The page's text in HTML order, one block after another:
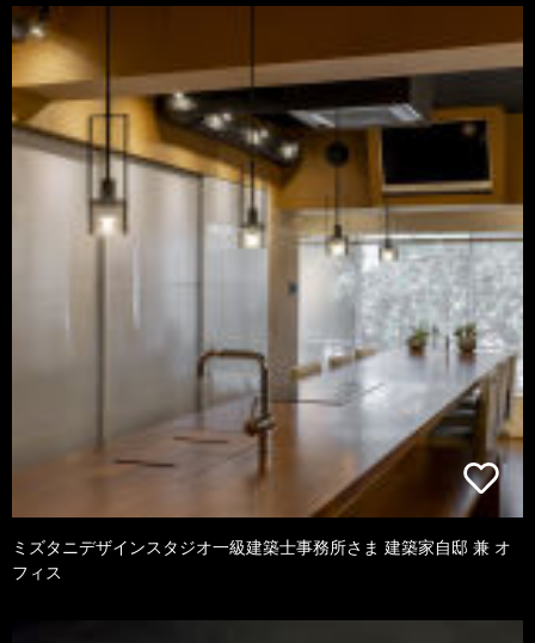
ミズタニデザインスタジオ一級建築士事務所さま 建築家自邸 兼 オ
フィス